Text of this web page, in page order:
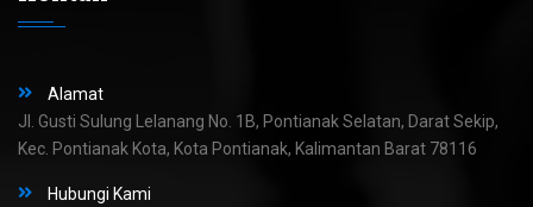
Alamat
Jl. Gusti Sulung Lelanang No. 1B, Pontianak Selatan, Darat Sekip,
Kec. Pontianak Kota, Kota Pontianak, Kalimantan Barat 78116
Hubungi Kami